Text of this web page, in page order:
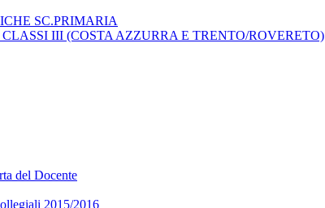
SC.PRIMARIA
III (COSTA AZZURRA E TRENTO/ROVERETO)
del Docente
2015/2016